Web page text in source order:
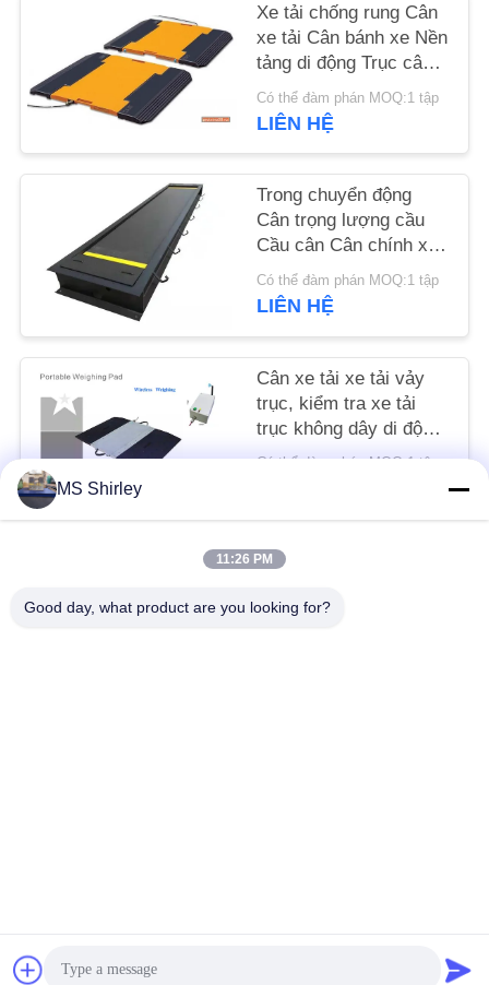
CẦU
BÁO
TRANG
WEB
PRIVACY
POLICY
Xe tải chống rung Cân
xe tải Cân bánh xe Nền
tảng di động Trục cân
Cân
Có thể đàm phán MOQ:1 tập
LIÊN HỆ
Trong chuyển động
Cân trọng lượng cầu
Cầu cân Cân chính xác
cao Cân tĩnh
Có thể đàm phán MOQ:1 tập
LIÊN HỆ
Cân xe tải xe tải vảy
trục, kiểm tra xe tải
trục không dây di động
800x430x30mm
Có thể đàm phán MOQ:1 tập
Danh mục phổ biến
MS Shirley
11:26 PM
Good day, what product are you looking for?